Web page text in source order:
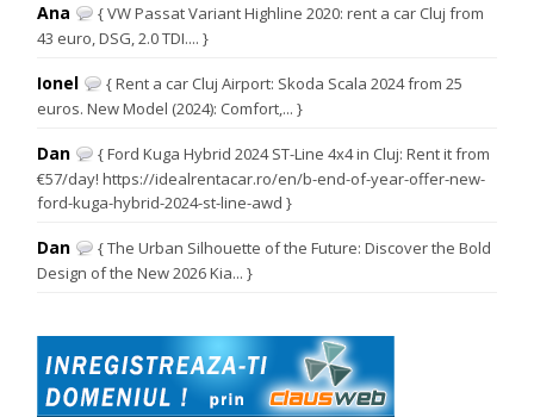
Ana
{ VW Passat Variant Highline 2020: rent a car Cluj from
43 euro, DSG, 2.0 TDI.... }
Ionel
{ Rent a car Cluj Airport: Skoda Scala 2024 from 25
euros. New Model (2024): Comfort,... }
Dan
{ Ford Kuga Hybrid 2024 ST-Line 4x4 in Cluj: Rent it from
€57/day! https://idealrentacar.ro/en/b-end-of-year-offer-new-
ford-kuga-hybrid-2024-st-line-awd }
Dan
{ The Urban Silhouette of the Future: Discover the Bold
Design of the New 2026 Kia... }